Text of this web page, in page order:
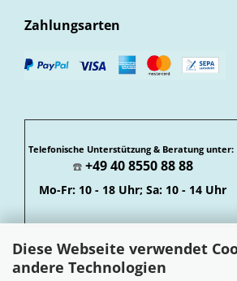
Diese Webseite verwendet
andere Technologien
Zahlungsarten
Telefonische Unterstützung & Beratung unter:
☎️ +49 40 8550 88 88
Mo-Fr: 10 - 18 Uhr; Sa: 10 - 14 Uhr